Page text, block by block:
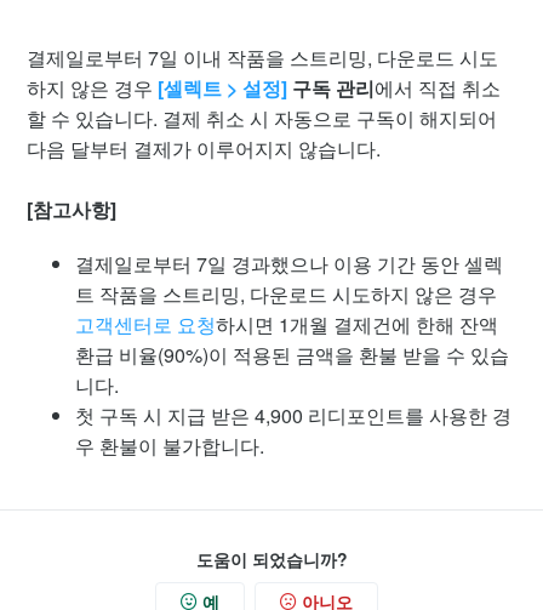
결제일로부터 7일 이내 작품을 스트리밍, 다운로드 시도
하지 않은 경우 [셀렉트 > 설정] 구독 관리에서 직접 취소
할 수 있습니다. 결제 취소 시 자동으로 구독이 해지되어
다음 달부터 결제가 이루어지지 않습니다.
[참고사항]
결제일로부터 7일 경과했으나 이용 기간 동안 셀렉
트 작품을 스트리밍, 다운로드 시도하지 않은 경우
고객센터로 요청하시면 1개월 결제건에 한해 잔액
환급 비율(90%)이 적용된 금액을 환불 받을 수 있습
니다.
첫 구독 시 지급 받은 4,900 리디포인트를 사용한 경
우 환불이 불가합니다.
도움이 되었습니까?
예 아니오